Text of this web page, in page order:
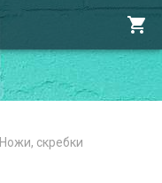
Ножи, скребки